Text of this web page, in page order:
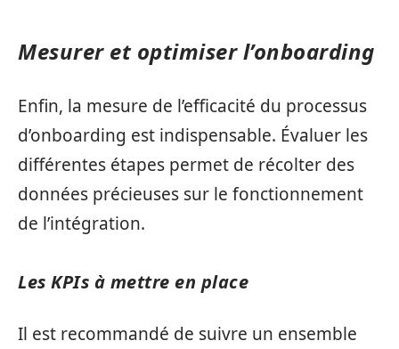
Mesurer et optimiser l’onboarding
Enfin, la mesure de l’efficacité du processus
d’onboarding est indispensable. Évaluer les
différentes étapes permet de récolter des
données précieuses sur le fonctionnement
de l’intégration.
Les KPIs à mettre en place
Il est recommandé de suivre un ensemble